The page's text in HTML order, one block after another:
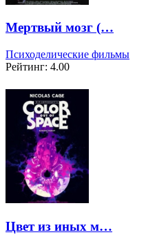
Мертвый мозг (…
Психоделические фильмы
Рейтинг: 4.00
Цвет из иных м…